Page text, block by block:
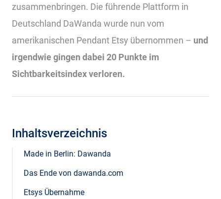
zusammenbringen. Die führende Plattform in
Deutschland DaWanda wurde nun vom
amerikanischen Pendant Etsy übernommen – und
irgendwie gingen dabei 20 Punkte im
Sichtbarkeitsindex verloren.
Inhaltsverzeichnis
Made in Berlin: Dawanda
Das Ende von dawanda.com
Etsys Übernahme